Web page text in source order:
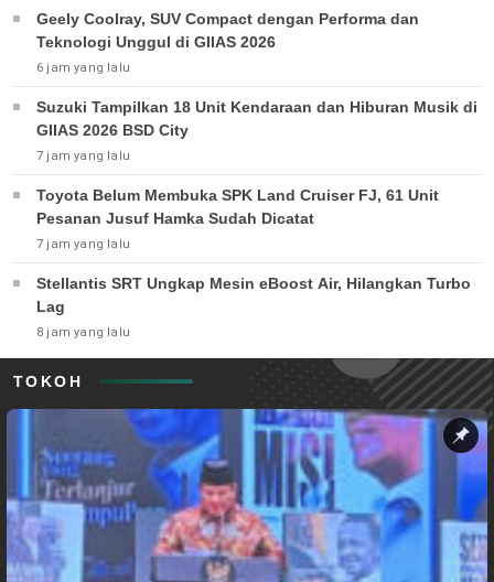
Geely Coolray, SUV Compact dengan Performa dan
Teknologi Unggul di GIIAS 2026
6 jam yang lalu
Suzuki Tampilkan 18 Unit Kendaraan dan Hiburan Musik di
GIIAS 2026 BSD City
7 jam yang lalu
Toyota Belum Membuka SPK Land Cruiser FJ, 61 Unit
Pesanan Jusuf Hamka Sudah Dicatat
7 jam yang lalu
Stellantis SRT Ungkap Mesin eBoost Air, Hilangkan Turbo
Lag
8 jam yang lalu
TOKOH